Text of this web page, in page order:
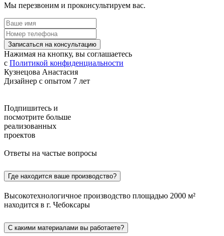
Мы перезвоним и проконсультируем вас.
Записаться на консультацию
Нажимая на кнопку, вы соглашаетесь
с Политикой конфиденциальности
Кузнецова Анастасия
Дизайнер с опытом 7 лет
Подпишитесь и
посмотрите больше
реализованных
проектов
Ответы на частые вопросы
Где находится ваше производство?
Высокотехнологичное производство площадью 2000 м²
находится в г. Чебоксары
С какими материалами вы работаете?